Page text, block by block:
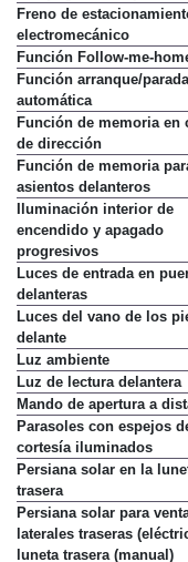
Franja gris en el
Freno de estacionamiento
electromecánico
Función Follow-me-home
Función arranque/parada
automática
Función de memoria en
de dirección
Función de memoria para
asientos delanteros
Iluminación interior de
encendido y apagado
progresivos
Luces de entrada en
delanteras
Luces del vano de los
delante
Luz ambiente
Luz de lectura delantera
Mando de apertura a
Parasoles con espejos de
cortesía iluminados
Persiana solar en la
trasera
Persiana solar para
laterales traseras